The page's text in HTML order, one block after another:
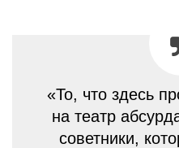
«То, что здесь
на театр
советники,